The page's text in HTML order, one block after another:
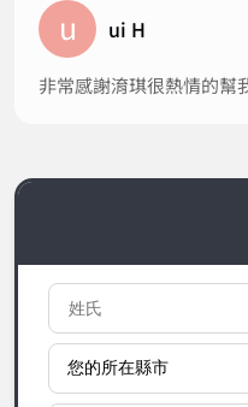
u ui H
非常感謝淯琪很熱情的幫